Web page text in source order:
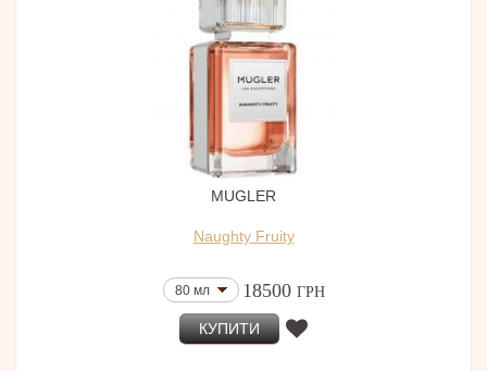
MUGLER
Naughty Fruity
80 мл 18500 ГРН
КУПИТИ